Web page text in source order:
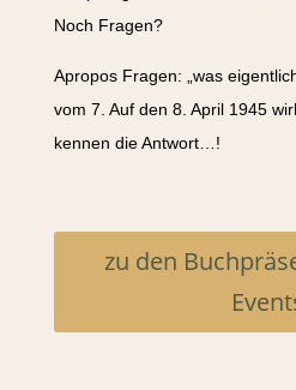
Noch Fragen?
Apropos Fragen: „was
vom 7. Auf den 8. April 1945
kennen die Antwort…!
zu den